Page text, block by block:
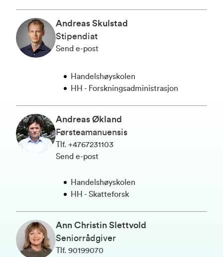
Andreas Skulstad
Stipendiat
Send e-post
Handelshøyskolen
HH - Forskningsadministrasjon
Andreas Økland
Førsteamanuensis
Tlf. +4767231103
Send e-post
Handelshøyskolen
HH - Skatteforsk
Ann Christin Slettvold
Seniorrådgiver
Tlf. 90199070